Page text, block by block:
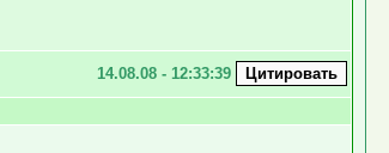
14.08.08 - 12:33:39